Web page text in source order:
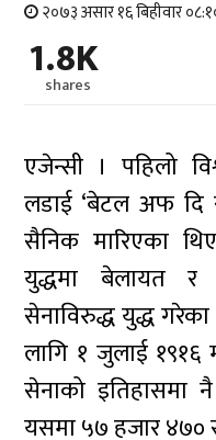
२०७३ असार १६ बिहीवार
1.8K
shares
एजेन्सी । पहिलो
लडाई ‘बेटल अफ दि
सैनिक मारिएका
युद्धमा बेलायत र
सेनाविरुद्ध युद्ध
लागि १ जुलाई १९१६
सेनाको इतिहासमा
यसमा ५७ हजार ४७०